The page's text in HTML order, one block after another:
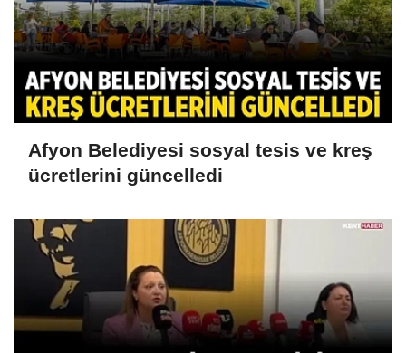
Afyon Belediyesi sosyal tesis ve kreş
ücretlerini güncelledi